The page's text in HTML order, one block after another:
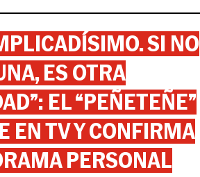
SI NO
ES OTRA
EL “PEÑETEÑE”
EN TV Y CONFIRMA
PERSONAL